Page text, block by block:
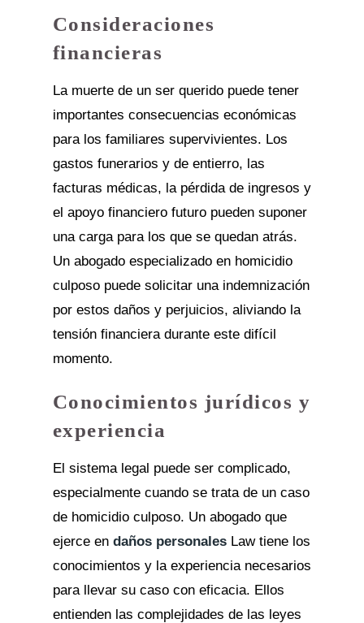
Consideraciones
financieras
La muerte de un ser querido puede tener
importantes consecuencias económicas
para los familiares supervivientes. Los
gastos funerarios y de entierro, las
facturas médicas, la pérdida de ingresos y
el apoyo financiero futuro pueden suponer
una carga para los que se quedan atrás.
Un abogado especializado en homicidio
culposo puede solicitar una indemnización
por estos daños y perjuicios, aliviando la
tensión financiera durante este difícil
momento.
Conocimientos jurídicos y
experiencia
El sistema legal puede ser complicado,
especialmente cuando se trata de un caso
de homicidio culposo. Un abogado que
ejerce en daños personalesLaw tiene los
conocimientos y la experiencia necesarios
para llevar su caso con eficacia. Ellos
entienden las complejidades de las leyes